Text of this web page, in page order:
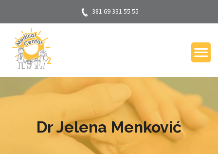
381 69 331 55 55
Dr Jelena Menković